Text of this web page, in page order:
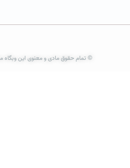
© تمام حقوق مادی و معنوی این وبگاه